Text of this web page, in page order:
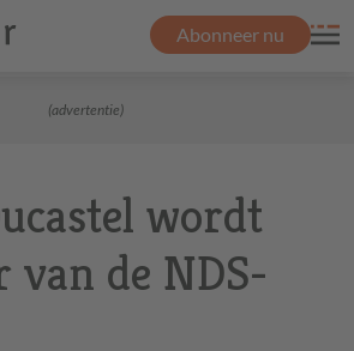
Abonneer nu
(advertentie)
wordt
de NDS-